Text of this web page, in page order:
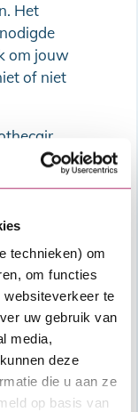
technieken) om
om functies
te
uw gebruik van
media,
deze
die u aan ze
op basis van
Het
om jouw
of niet
leningen
annuïtaire